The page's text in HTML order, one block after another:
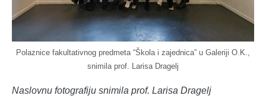
Polaznice fakultativnog predmeta “Škola i zajednica” u Galeriji O.K.,
snimila prof. Larisa Dragelj
Naslovnu fotografiju snimila prof. Larisa Dragelj